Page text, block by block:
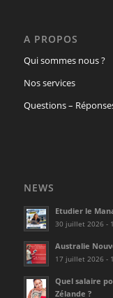
A PROPOS
Qui sommes nous ?
Nos services
Questions –
NEWS
Etudier le
30 juillet 2026 -
Australie
17 juillet 2026 -
Quel salaire
Zélande ?